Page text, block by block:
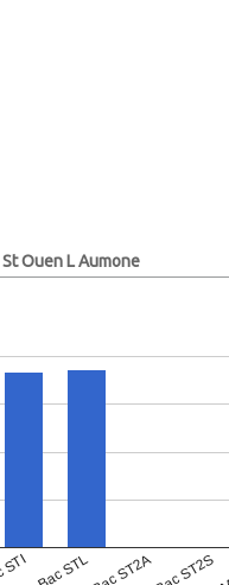
Ouen L Aumone
Bac STLBac ST2ABac ST2S